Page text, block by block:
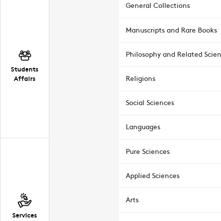
Students
Affairs
Services
General Collections
Manuscripts and Rare Books
Philosophy and Related
Religions
Social Sciences
Languages
Pure Sciences
Applied Sciences
Arts